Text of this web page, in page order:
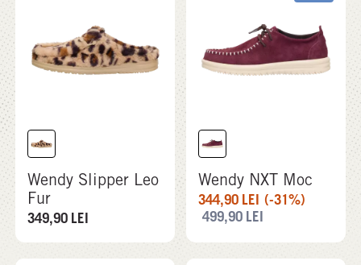
Wendy Slipper Leo
Fur
349,90 LEI
Wendy NXT Moc
344,90 LEI (-31%)
499,90 LEI